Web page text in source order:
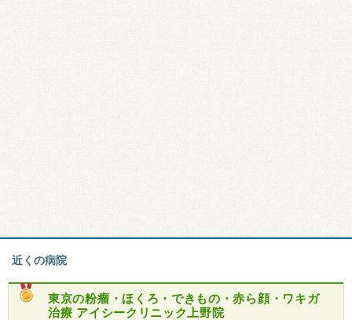
近くの病院
東京の粉瘤・ほくろ・できもの・赤ら顔・ワキガ
治療 アイシークリニック上野院